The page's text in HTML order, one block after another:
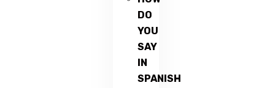
DO
YOU
SAY
IN
SPANISH